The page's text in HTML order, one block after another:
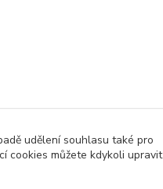
udělení souhlasu také pro
cookies můžete kdykoli upravit